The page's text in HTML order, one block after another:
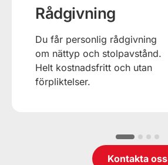
Rådgivning
Du får personlig rådgivning
om nättyp och stolpavstånd.
Helt kostnadsfritt och utan
förpliktelser.
Kontakta oss